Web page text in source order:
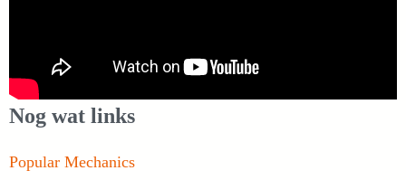
Nog wat links
Popular Mechanics